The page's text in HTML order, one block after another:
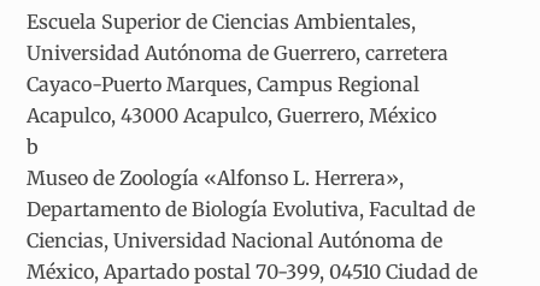
Escuela Superior de Ciencias Ambientales,
Universidad Autónoma de Guerrero, carretera
Cayaco-Puerto Marques, Campus Regional
Acapulco, 43000 Acapulco, Guerrero, México
b
Museo de Zoología «Alfonso L. Herrera»,
Departamento de Biología Evolutiva, Facultad de
Ciencias, Universidad Nacional Autónoma de
México, Apartado postal 70-399, 04510 Ciudad de